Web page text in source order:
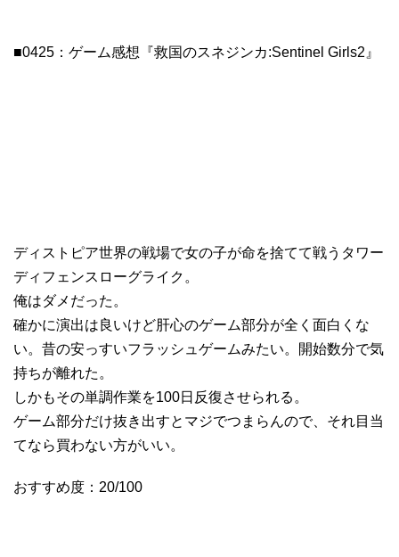
■0425：ゲーム感想『救国のスネジンカ:Sentinel Girls2』
ディストピア世界の戦場で女の子が命を捨てて戦うタワー
ディフェンスローグライク。
俺はダメだった。
確かに演出は良いけど肝心のゲーム部分が全く面白くな
い。昔の安っすいフラッシュゲームみたい。開始数分で気
持ちが離れた。
しかもその単調作業を100日反復させられる。
ゲーム部分だけ抜き出すとマジでつまらんので、それ目当
てなら買わない方がいい。
おすすめ度：20/100